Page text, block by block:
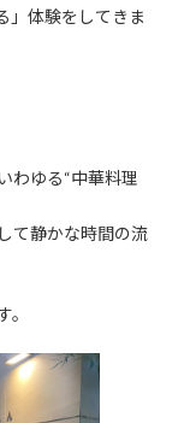
」体験をしてきま
わゆる“中華料理
て静かな時間の流